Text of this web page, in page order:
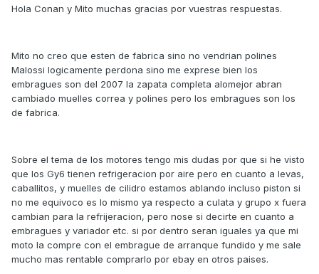
Hola Conan y Mito muchas gracias por vuestras respuestas.
Mito no creo que esten de fabrica sino no vendrian polines
Malossi logicamente perdona sino me exprese bien los
embragues son del 2007 la zapata completa alomejor abran
cambiado muelles correa y polines pero los embragues son los
de fabrica.
Sobre el tema de los motores tengo mis dudas por que si he visto
que los Gy6 tienen refrigeracion por aire pero en cuanto a levas,
caballitos, y muelles de cilidro estamos ablando incluso piston si
no me equivoco es lo mismo ya respecto a culata y grupo x fuera
cambian para la refrijeracion, pero nose si decirte en cuanto a
embragues y variador etc. si por dentro seran iguales ya que mi
moto la compre con el embrague de arranque fundido y me sale
mucho mas rentable comprarlo por ebay en otros paises.